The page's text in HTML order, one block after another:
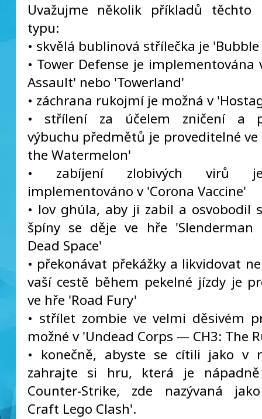
Uvažujme několik příkladů těchto
typu:
• skvělá bublinová střílečka je 'Bubble
• Tower Defense je implementována
Assault' nebo 'Towerland'
• záchrana rukojmí je možná v
• střílení za účelem zničení a
výbuchu předmětů je proveditelné ve
the Watermelon'
• zabíjení zlobivých virů
implementováno v 'Corona Vaccine'
• lov ghúla, aby ji zabil a osvobodil
špíny se děje ve hře 'Slenderman
Dead Space'
• překonávat překážky a likvidovat
vaší cestě během pekelné jízdy je
ve hře 'Road Fury'
• střílet zombie ve velmi děsivém
možné v 'Undead Corps — CH3: The
• konečně, abyste se cítili jako v
zahrajte si hru, která je
Counter-Strike, zde nazývaná
Craft Lego Clash'.